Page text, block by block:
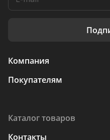
Компания
Покупателям
Каталог товаров
Контакты